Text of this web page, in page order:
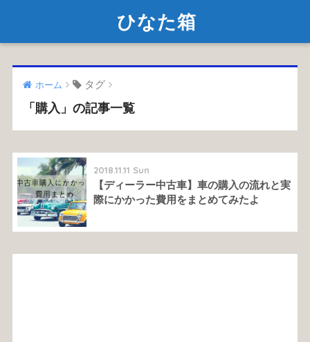
ひなた箱
ホーム タグ
「購入」の記事一覧
2018.11.11 Sun
【ディーラー中古車】車の購入の流れと実
際にかかった費用をまとめてみたよ